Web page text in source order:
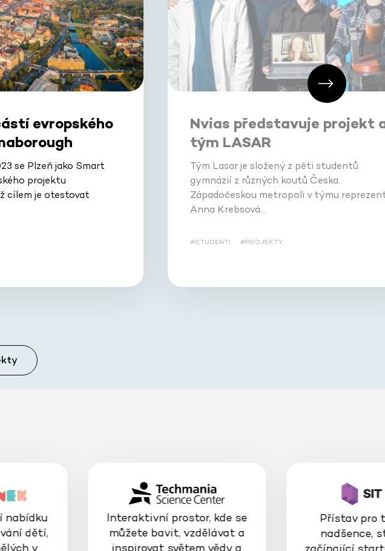
evropského
se Plzeň jako Smart
projektu
cílem je otestovat
Nvias představuje projekt
tým LASAR
Tým Lasar je složený z pěti studentů
gymnázií z různých koutů Česka.
Západočeskou metropoli v týmu
Anna Krebsová…
#STUDENTI #PROJEKTY
nabídku
dětí,
v
Interaktivní prostor, kde se
můžete bavit, vzdělávat a
inspirovat světem vědy a
Přístav pro
nadšence,